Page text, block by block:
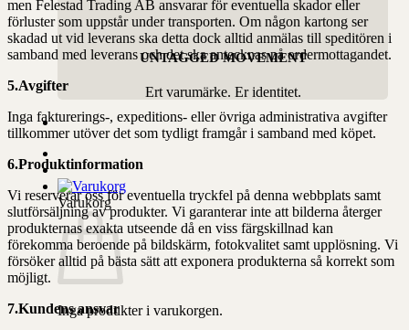
UNTAGGED MOVEMENT
Ert varumärke. Er identitet.
Varukorg
Inga produkter i varukorgen.
men Felestad Trading AB ansvarar för eventuella skador eller
förluster som uppstår under transporten. Om någon kartong ser
skadad ut vid leverans ska detta dock alltid anmälas till speditören i
samband med leverans och det ska antecknas på ordermottagandet.
5.Avgifter
Inga fakturerings-, expeditions- eller övriga administrativa avgifter
tillkommer utöver det som tydligt framgår i samband med köpet.
6.Produktinformation
Vi reserverar oss för eventuella tryckfel på denna webbplats samt
slutförsäljning av produkter. Vi garanterar inte att bilderna återger
produkternas exakta utseende då en viss färgskillnad kan
förekomma beroende på bildskärm, fotokvalitet samt upplösning. Vi
försöker alltid på bästa sätt att exponera produkterna så korrekt som
möjligt.
7.Kundens ansvar